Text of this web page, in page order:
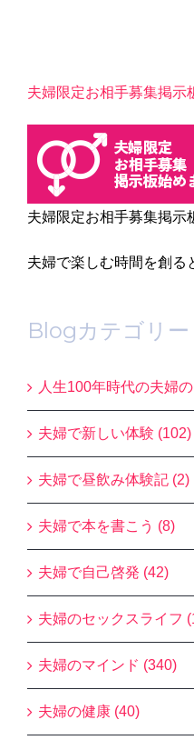
夫婦限定お相手募集掲示
夫婦限定お相手募集掲示
夫婦で楽しむ時間を創る
Blogカテゴリー
人生100年時代の夫婦
夫婦で新しい体験 (102)
夫婦で昼飲み体験記 (2)
夫婦で本を書こう (8)
夫婦で自己啓発 (42)
夫婦のセックスライフ
夫婦のマインド (340)
夫婦の健康 (40)